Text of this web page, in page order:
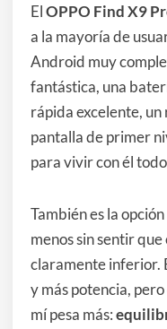
ElOPPO Find X9
a la mayoría de
Android muy
fantástica, una
rápida excelente,
pantalla de primer
para vivir con él
También es la
menos sin sentir
claramente inferior.
y más potencia,
mí pesa más: